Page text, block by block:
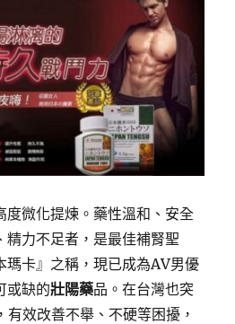
度微化提煉。藥性溫和、安全
精力不足者，是最佳補腎聖
瑪卡』之稱，現已成為AV男優
或缺的壯陽藥品。在台灣也突
有效改善不舉、不硬等困擾，